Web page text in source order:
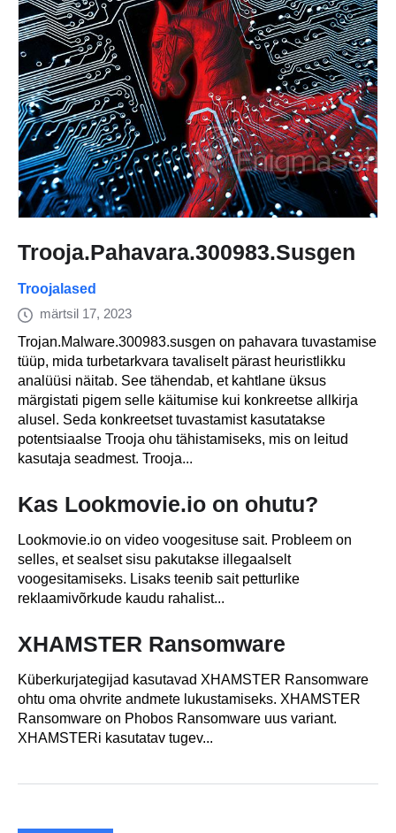
Trooja.Pahavara.300983.Susgen
Troojalased
märtsil 17, 2023
Trojan.Malware.300983.susgen on pahavara tuvastamise
tüüp, mida turbetarkvara tavaliselt pärast heuristlikku
analüüsi näitab. See tähendab, et kahtlane üksus
märgistati pigem selle käitumise kui konkreetse allkirja
alusel. Seda konkreetset tuvastamist kasutatakse
potentsiaalse Trooja ohu tähistamiseks, mis on leitud
kasutaja seadmest. Trooja...
Kas Lookmovie.io on ohutu?
Lookmovie.io on video voogesituse sait. Probleem on
selles, et sealset sisu pakutakse illegaalselt
voogesitamiseks. Lisaks teenib sait petturlike
reklaamivõrkude kaudu rahalist...
XHAMSTER Ransomware
Küberkurjategijad kasutavad XHAMSTER Ransomware
ohtu oma ohvrite andmete lukustamiseks. XHAMSTER
Ransomware on Phobos Ransomware uus variant.
XHAMSTERi kasutatav tugev...